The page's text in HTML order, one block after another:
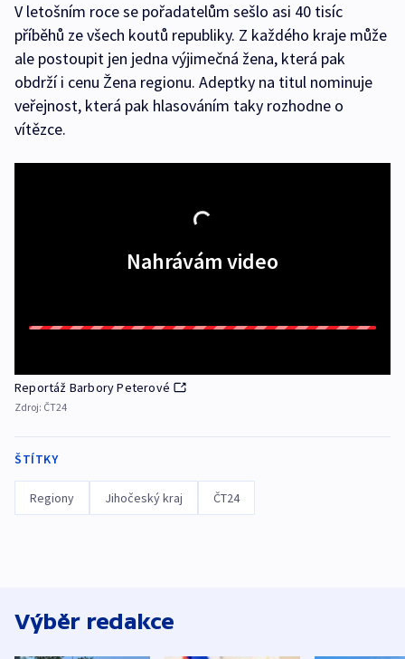
V letošním roce se pořadatelům sešlo asi 40 tisíc
příběhů ze všech koutů republiky. Z každého kraje může
ale postoupit jen jedna výjimečná žena, která pak
obdrží i cenu Žena regionu. Adeptky na titul nominuje
veřejnost, která pak hlasováním taky rozhodne o
vítězce.
Nahrávám video
Reportáž Barbory Peterové
Zdroj: ČT24
ŠTÍTKY
Regiony Jihočeský kraj ČT24
Výběr redakce